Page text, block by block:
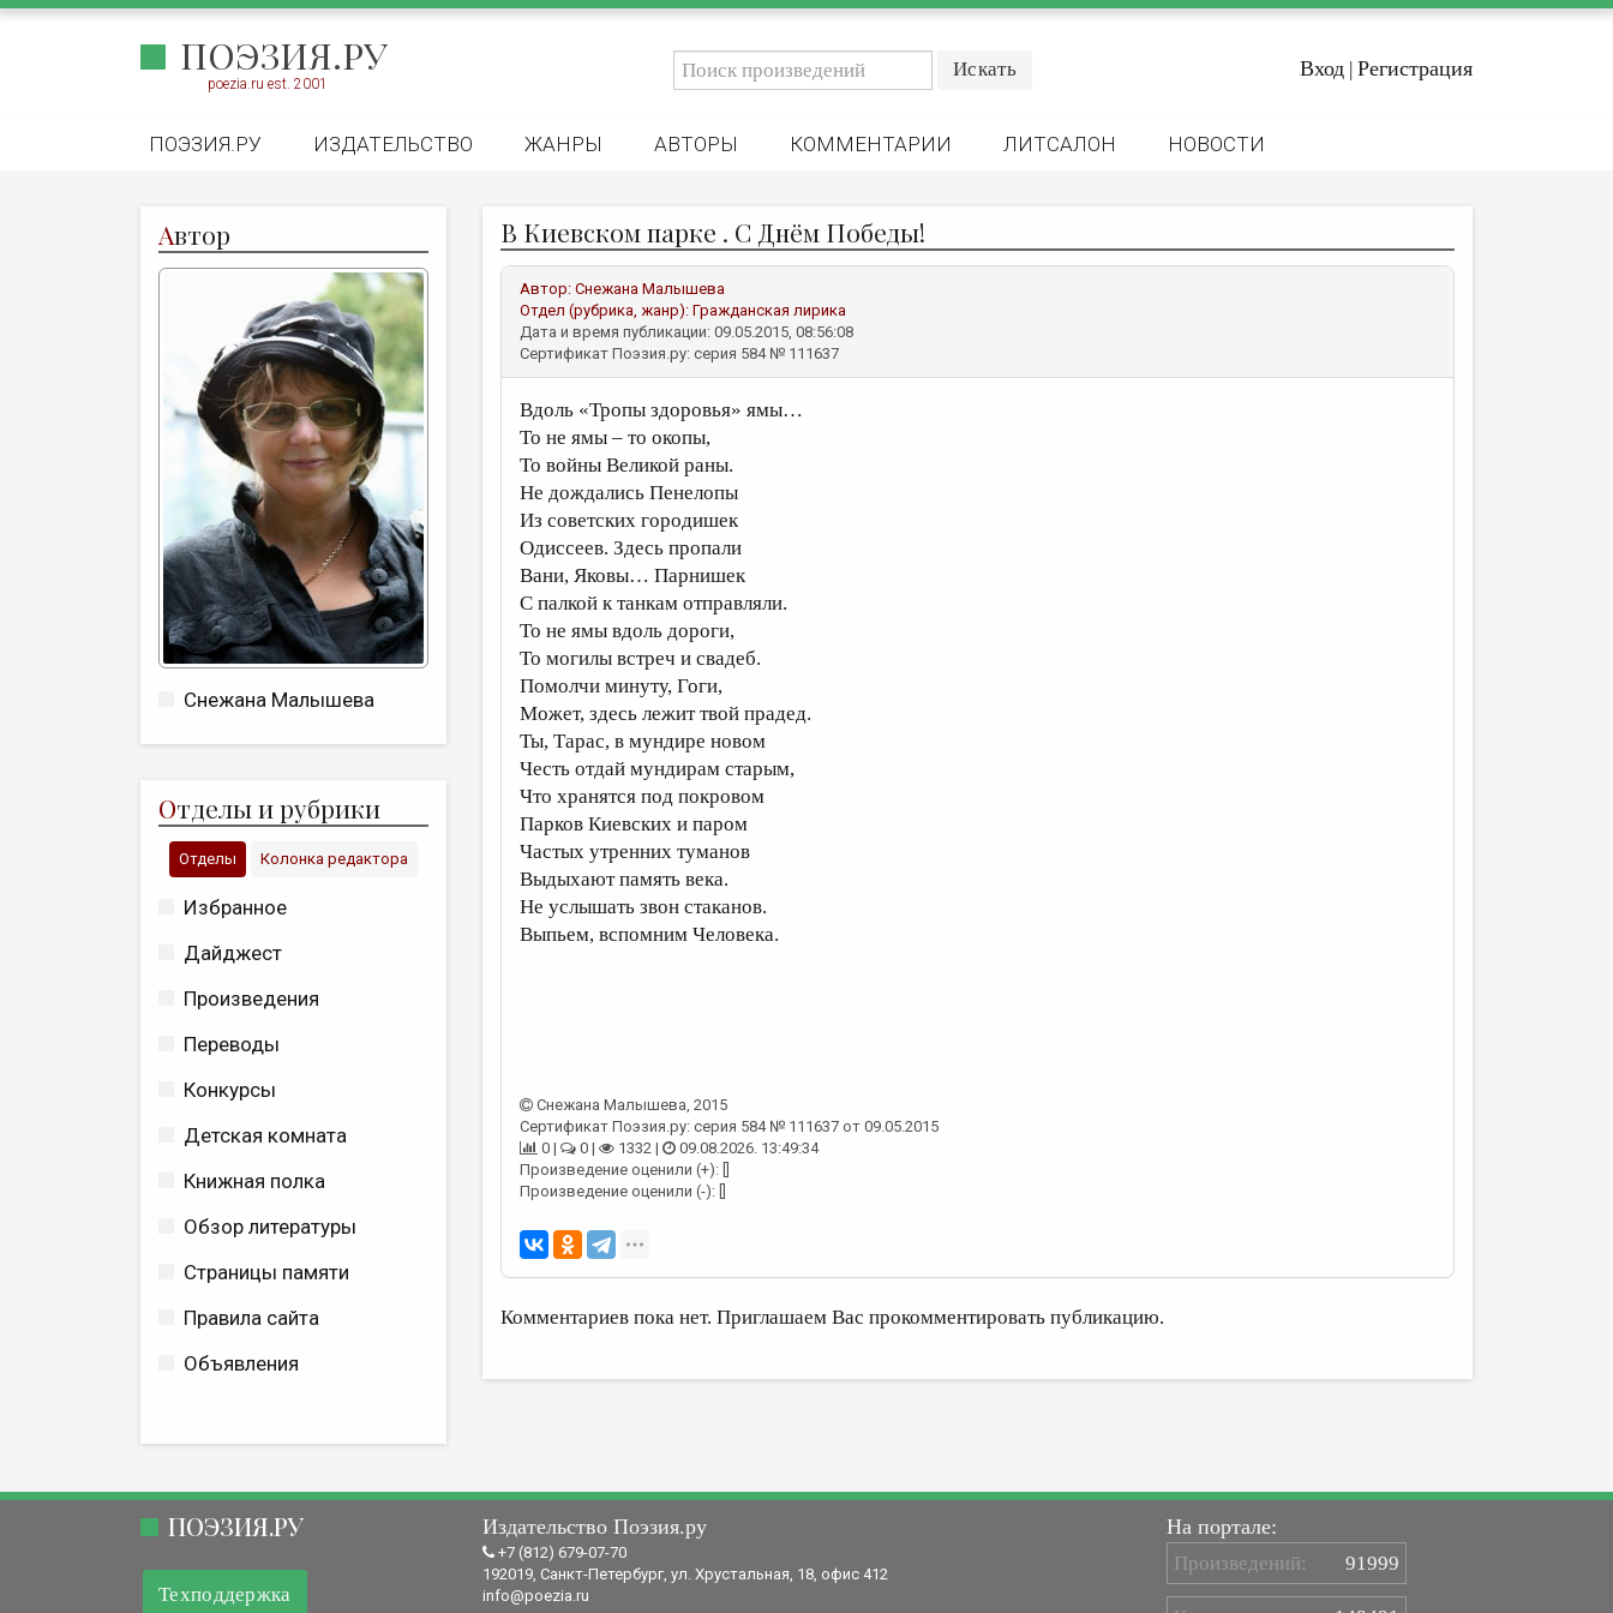
ПОЭЗИЯ.РУ
poezia.ru est. 2001
Вход | Регистрация
ПОЭЗИЯ.РУ ИЗДАТЕЛЬСТВО ЖАНРЫ АВТОРЫ КОММЕНТАРИИ ЛИТСАЛОН НОВОСТИ
Автор
Снежана Малышева
Отделы и рубрики
Отделы Колонка редактора
Избранное
Дайджест
Произведения
Переводы
Конкурсы
Детская комната
Книжная полка
Обзор литературы
Страницы памяти
Правила сайта
Объявления
В Киевском парке . С Днём Победы!
Автор: Снежана Малышева
Отдел (рубрика, жанр): Гражданская лирика
Дата и время публикации: 09.05.2015, 08:56:08
Сертификат Поэзия.ру: серия 584 № 111637
Вдоль «Тропы здоровья» ямы…
То не ямы – то окопы,
То войны Великой раны.
Не дождались Пенелопы
Из советских городишек
Одиссеев. Здесь пропали
Вани, Яковы… Парнишек
С палкой к танкам отправляли.
То не ямы вдоль дороги,
То могилы встреч и свадеб.
Помолчи минуту, Гоги,
Может, здесь лежит твой прадед.
Ты, Тарас, в мундире новом
Честь отдай мундирам старым,
Что хранятся под покровом
Парков Киевских и паром
Частых утренних туманов
Выдыхают память века.
Не услышать звон стаканов.
Выпьем, вспомним Человека.
Снежана Малышева, 2015
Сертификат Поэзия.ру: серия 584 № 111637 от 09.05.2015
0 |
0 | 1332 |
09.08.2026. 13:49:34
Произведение оценили (+): []
Произведение оценили (-): []
Комментариев пока нет. Приглашаем Вас прокомментировать публикацию.
ПОЭЗИЯ.РУ
Техподдержка
Издательство Поэзия.ру
+7 (812) 679-07-70
192019, Санкт-Петербург, ул. Хрустальная, 18, офис 412
info@poezia.ru
На портале:
Произведений: 91999